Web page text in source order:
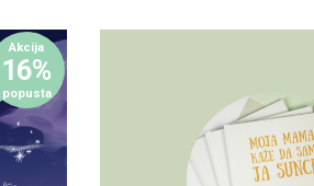
Akcija
16%
popusta